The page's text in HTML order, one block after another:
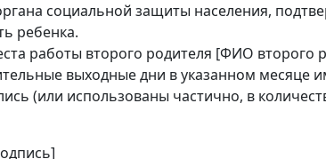
социальной защиты населения,
ребенка.
работы второго родителя [ФИО второго
выходные дни в указанном месяце
(или использованы частично, в